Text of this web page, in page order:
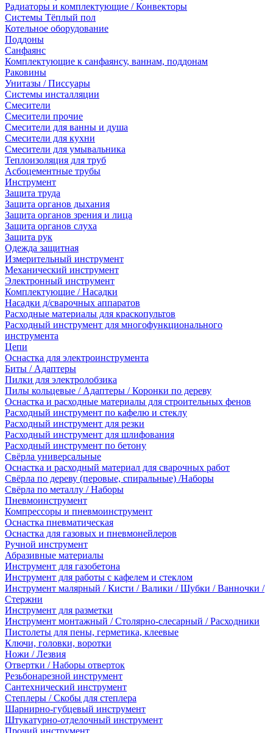
Радиаторы и комплектующие / Конвекторы
Системы Тёплый пол
Котельное оборудование
Поддоны
Санфаянс
Комплектующие к санфаянсу, ваннам, поддонам
Раковины
Унитазы / Писсуары
Системы инсталляции
Смесители
Смесители прочие
Смесители для ванны и душа
Смесители для кухни
Смесители для умывальника
Теплоизоляция для труб
Асбоцементные трубы
Инструмент
Защита труда
Защита органов дыхания
Защита органов зрения и лица
Защита органов слуха
Защита рук
Одежда защитная
Измерительный инструмент
Механический инструмент
Электронный инструмент
Комплектующие / Насадки
Насадки д/сварочных аппаратов
Расходные материалы для краскопультов
Расходный инструмент для многофункционального
инструмента
Цепи
Оснастка для электроинструмента
Биты / Адаптеры
Пилки для электролобзика
Пилы кольцевые / Адаптеры / Коронки по дереву
Оснастка и расходные материалы для строительных фенов
Расходный инструмент по кафелю и стеклу
Расходный инструмент для резки
Расходный инструмент для шлифования
Расходный инструмент по бетону
Свёрла универсальные
Оснастка и расходный материал для сварочных работ
Свёрла по дереву (перовые, спиральные) /Наборы
Свёрла по металлу / Наборы
Пневмоинструмент
Компрессоры и пневмоинструмент
Оснастка пневматическая
Оснастка для газовых и пневмонейлеров
Ручной инструмент
Абразивные материалы
Инструмент для газобетона
Инструмент для работы с кафелем и стеклом
Инструмент малярный / Кисти / Валики / Шубки / Ванночки /
Стержни
Инструмент для разметки
Инструмент монтажный / Столярно-слесарный / Расходники
Пистолеты для пены, герметика, клеевые
Ключи, головки, воротки
Ножи / Лезвия
Отвертки / Наборы отверток
Резьбонарезной инструмент
Сантехнический инструмент
Степлеры / Скобы для степлера
Шарнирно-губцевый инструмент
Штукатурно-отделочный инструмент
Прочий инструмент